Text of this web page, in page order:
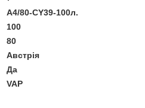
А4/80-CY39-100л.
100
80
Австрія
Да
VAP